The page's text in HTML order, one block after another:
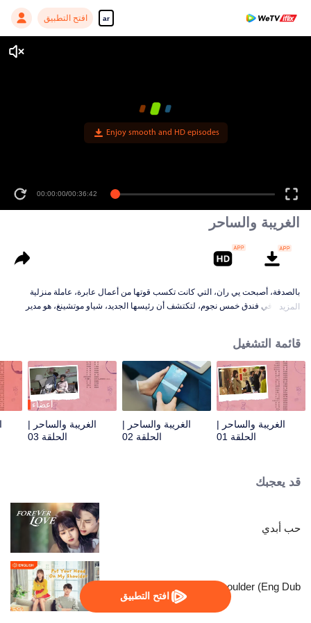
ar افتح التطبيق
افتح التطبيق
Enjoy smooth and HD episodes
00:00:00/00:36:42
الغريبة والساحر
بالصدفة، أصبحت يي ران، التي كانت تكسب قوتها من أعمال عابرة، عاملة منزلية
محترفة في فندق خمس نجوم، لتكتشف أن رئيسها الجديد، شياو موتشينغ، هو مدير
المزيد
قائمة التشغيل
الغريبة والساحر |
الحلقة 01
الغريبة والساحر |
الحلقة 02
أعضاء
الغريبة والساحر |
الحلقة 03
قد يعجبك
حب أبدي
Put Your Head On My Shoulder (Eng Dub)